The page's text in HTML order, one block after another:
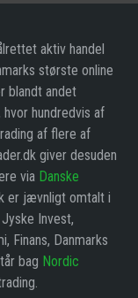
aktiv handel
største online
blandt andet
hundredvis af
af flere af
giver desuden
via Danske
er jævnligt omtalt i
Invest,
Finans, Danmarks
bag Nordic